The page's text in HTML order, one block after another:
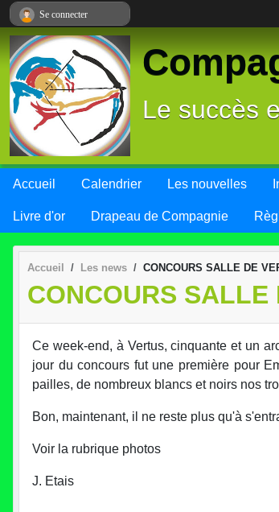
Le succès
Accueil Calendrier Les nouvelles
Livre d'or Drapeau de Compagnie
Accueil Les news CONCOURS SALLE DE
CONCOURS SALLE
Ce week-end, à Vertus, cinquante et un
jour du concours fut une première pour
pailles, de nombreux blancs et noirs nos
Bon, maintenant, il ne reste plus qu'à
Voir la rubrique photos
J. Etais
Se connecter
Panneau de gestion des cookies